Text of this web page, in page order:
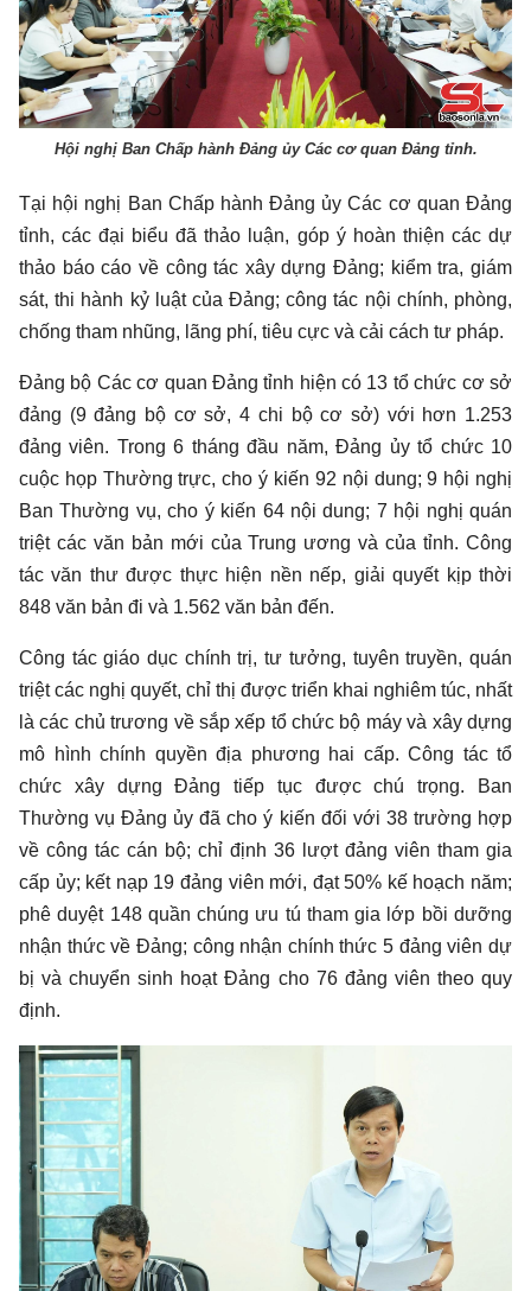
Hội nghị Ban Chấp hành Đảng ủy Các cơ quan Đảng tỉnh.
Tại hội nghị Ban Chấp hành Đảng ủy Các cơ quan Đảng
tỉnh, các đại biểu đã thảo luận, góp ý hoàn thiện các dự
thảo báo cáo về công tác xây dựng Đảng; kiểm tra, giám
sát, thi hành kỷ luật của Đảng; công tác nội chính, phòng,
chống tham nhũng, lãng phí, tiêu cực và cải cách tư pháp.
Đảng bộ Các cơ quan Đảng tỉnh hiện có 13 tổ chức cơ sở
đảng (9 đảng bộ cơ sở, 4 chi bộ cơ sở) với hơn 1.253
đảng viên. Trong 6 tháng đầu năm, Đảng ủy tổ chức 10
cuộc họp Thường trực, cho ý kiến 92 nội dung; 9 hội nghị
Ban Thường vụ, cho ý kiến 64 nội dung; 7 hội nghị quán
triệt các văn bản mới của Trung ương và của tỉnh. Công
tác văn thư được thực hiện nền nếp, giải quyết kịp thời
848 văn bản đi và 1.562 văn bản đến.
Công tác giáo dục chính trị, tư tưởng, tuyên truyền, quán
triệt các nghị quyết, chỉ thị được triển khai nghiêm túc, nhất
là các chủ trương về sắp xếp tổ chức bộ máy và xây dựng
mô hình chính quyền địa phương hai cấp. Công tác tổ
chức xây dựng Đảng tiếp tục được chú trọng. Ban
Thường vụ Đảng ủy đã cho ý kiến đối với 38 trường hợp
về công tác cán bộ; chỉ định 36 lượt đảng viên tham gia
cấp ủy; kết nạp 19 đảng viên mới, đạt 50% kế hoạch năm;
phê duyệt 148 quần chúng ưu tú tham gia lớp bồi dưỡng
nhận thức về Đảng; công nhận chính thức 5 đảng viên dự
bị và chuyển sinh hoạt Đảng cho 76 đảng viên theo quy
định.